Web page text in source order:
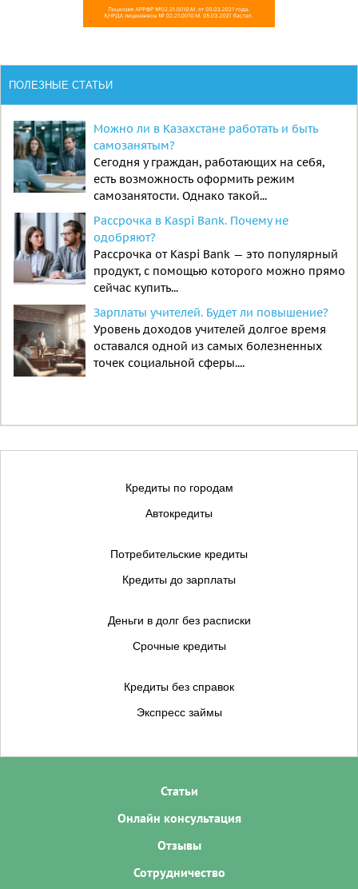
ПОЛЕЗНЫЕ СТАТЬИ
Можно ли в Казахстане работать и быть
самозанятым?
Сегодня у граждан, работающих на себя,
есть возможность оформить режим
самозанятости. Однако такой...
Рассрочка в Kaspi Bank. Почему не
одобряют?
Рассрочка от Kaspi Bank — это популярный
продукт, с помощью которого можно прямо
сейчас купить...
Зарплаты учителей. Будет ли повышение?
Уровень доходов учителей долгое время
оставался одной из самых болезненных
точек социальной сферы....
Кредиты по городам
Автокредиты
Потребительские кредиты
Кредиты до зарплаты
Деньги в долг без расписки
Срочные кредиты
Кредиты без справок
Экспресс займы
Статьи
Онлайн консультация
Отзывы
Сотрудничество